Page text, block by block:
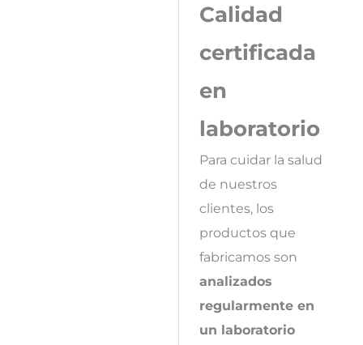
Calidad
certificada
en
laboratorio
Para cuidar la salud
de nuestros
clientes, los
productos que
fabricamos son
analizados
regularmente en
un laboratorio